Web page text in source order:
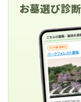
お墓選び診断